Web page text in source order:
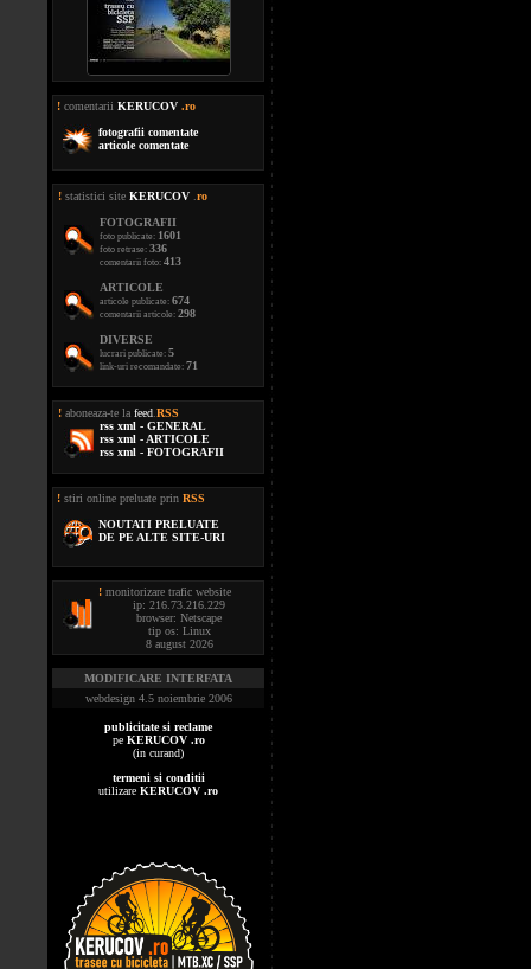
! comentarii KERUCOV .ro
fotografii comentate
articole comentate
! statistici site KERUCOV ro
FOTOGRAFII
foto publicate: 1601
foto retrase: 336
comentarii foto: 413
ARTICOLE
articole publicate: 674
comentarii articole: 298
DIVERSE
lucrari publicate: 5
link-uri recomandate: 71
! aboneaza-te la feed RSS
rss xml - GENERAL
rss xml - ARTICOLE
rss xml - FOTOGRAFII
! stiri online preluate prin RSS
NOUTATI PRELUATE
DE PE ALTE SITE-URI
! monitorizare trafic website
ip: 216.73.216.229
browser: Netscape
tip os: Linux
8 august 2026
MODIFICARE INTERFATA
webdesign 4.5 noiembrie 2006
publicitate si reclame
pe KERUCOV .ro
(in curand)
termeni si conditii
utilizare KERUCOV .ro